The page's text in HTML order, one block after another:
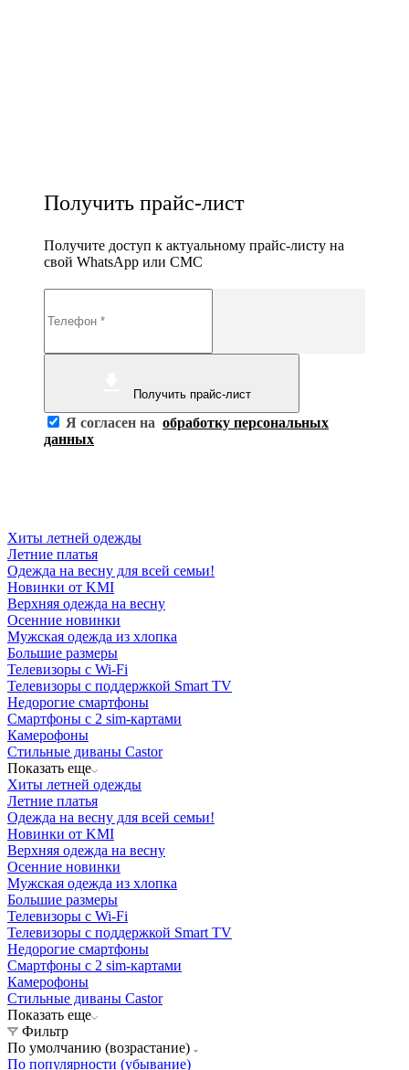
Получить прайс-лист
Получите доступ к актуальному прайс-листу на
свой WhatsApp или СМС
Получить прайс-лист
Я согласен на обработку персональных
данных
Хиты летней одежды
Летние платья
Одежда на весну для всей семьи!
Новинки от KMI
Верхняя одежда на весну
Осенние новинки
Мужская одежда из хлопка
Большие размеры
Телевизоры с Wi-Fi
Телевизоры с поддержкой Smart TV
Недорогие смартфоны
Смартфоны с 2 sim-картами
Камерофоны
Стильные диваны Castor
Показать еще
Хиты летней одежды
Летние платья
Одежда на весну для всей семьи!
Новинки от KMI
Верхняя одежда на весну
Осенние новинки
Мужская одежда из хлопка
Большие размеры
Телевизоры с Wi-Fi
Телевизоры с поддержкой Smart TV
Недорогие смартфоны
Смартфоны с 2 sim-картами
Камерофоны
Стильные диваны Castor
Показать еще
Фильтр
По умолчанию (возрастание)
По популярности (убывание)